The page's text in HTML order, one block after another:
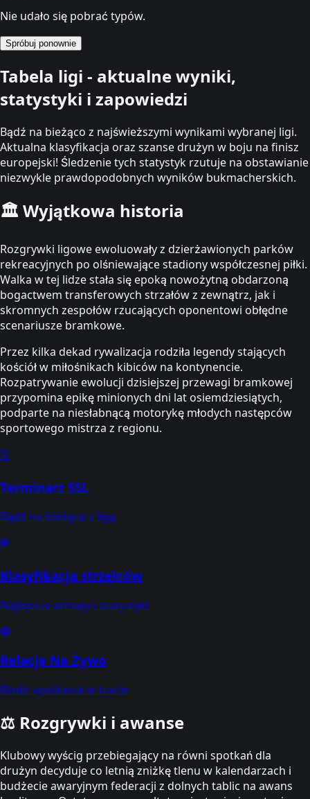
Nie udało się pobrać typów.
Spróbuj ponownie
Tabela ligi - aktualne wyniki,
statystyki i zapowiedzi
Bądź na bieżąco z najświeższymi wynikami wybranej ligi.
Aktualna klasyfikacja oraz szanse drużyn w boju na finisz
europejski! Śledzenie tych statystyk rzutuje na obstawianie
niezwykle prawdopodobnych wyników bukmacherskich.
🏛️ Wyjątkowa historia
Rozgrywki ligowe ewoluowały z dzierżawionych parków
rekreacyjnych po olśniewające stadiony współczesnej piłki.
Walka w tej lidze stała się epoką nowożytną obdarzoną
bogactwem transferowych strzałów z zewnątrz, jak i
skromnych zespołów rzucających oponentowi obłędne
scenariusze bramkowe.
Przez kilka dekad rywalizacja rodziła legendy stających
kościół w miłośnikach kibiców na kontynencie.
Rozpatrywanie ewolucji dzisiejszej przewagi bramkowej
przypomina epikę minionych dni lat osiemdziesiątych,
podparte na niesłabnącą motorykę młodych następców
sportowego mistrza z regionu.
🗓️
Terminarz SSL
Bądź na bieżąco z ligą
⚽
Klasyfikacja strzelców
Najlepsze armaty i statystyki
🔴
Relacje Na Żywo
Śledź spotkania w tracie
⚖️ Rozgrywki i awanse
Klubowy wyścig przebiegający na równi spotkań dla
drużyn decyduje co letnią zniżkę tlenu w kalendarzach i
budżecie awaryjnym federacji z dolnych tablic na awans